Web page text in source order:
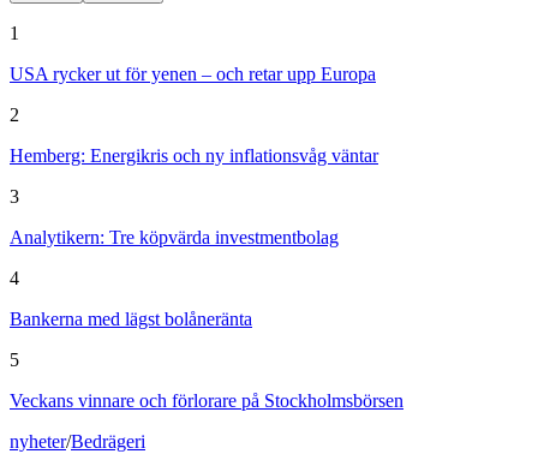
1
USA rycker ut för yenen – och retar upp Europa
2
Hemberg: Energikris och ny inflationsvåg väntar
3
Analytikern: Tre köpvärda investmentbolag
4
Bankerna med lägst bolåneränta
5
Veckans vinnare och förlorare på Stockholmsbörsen
nyheter/Bedrägeri